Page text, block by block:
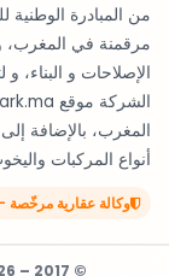
مرقمنة في المغرب،
الإصلاحات و
أنواع المركبات
وكالة عقارية مرخّصة —
© 2017 – 2026 AMartil® SARL — جميع الحقوق محفوظة